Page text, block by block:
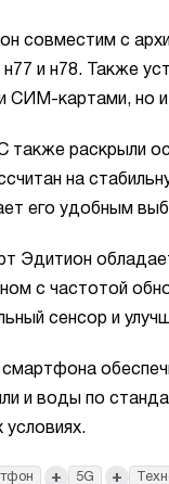
совместим с
н77 и н78. Также
СИМ-картами, но
также раскрыли
на
его удобным
Эдитион
с частотой
сенсор и
и воды по
условиях.
+ 5G +